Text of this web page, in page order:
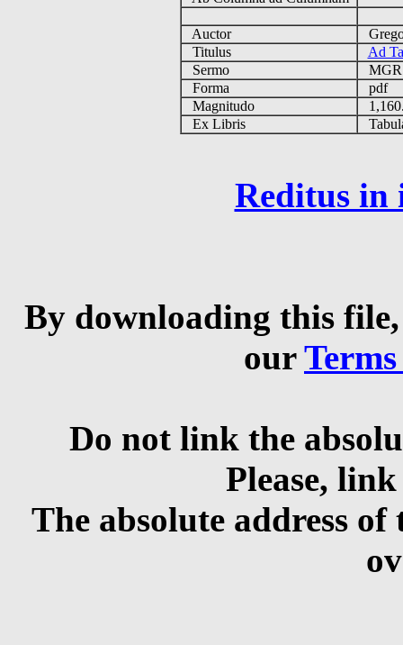
Auctor
Titulus
Ad
Sermo
Forma
pdf
Magnitudo
Ex Libris
Reditus in
By downloading this
our
Do not link the
Please,
The absolute address